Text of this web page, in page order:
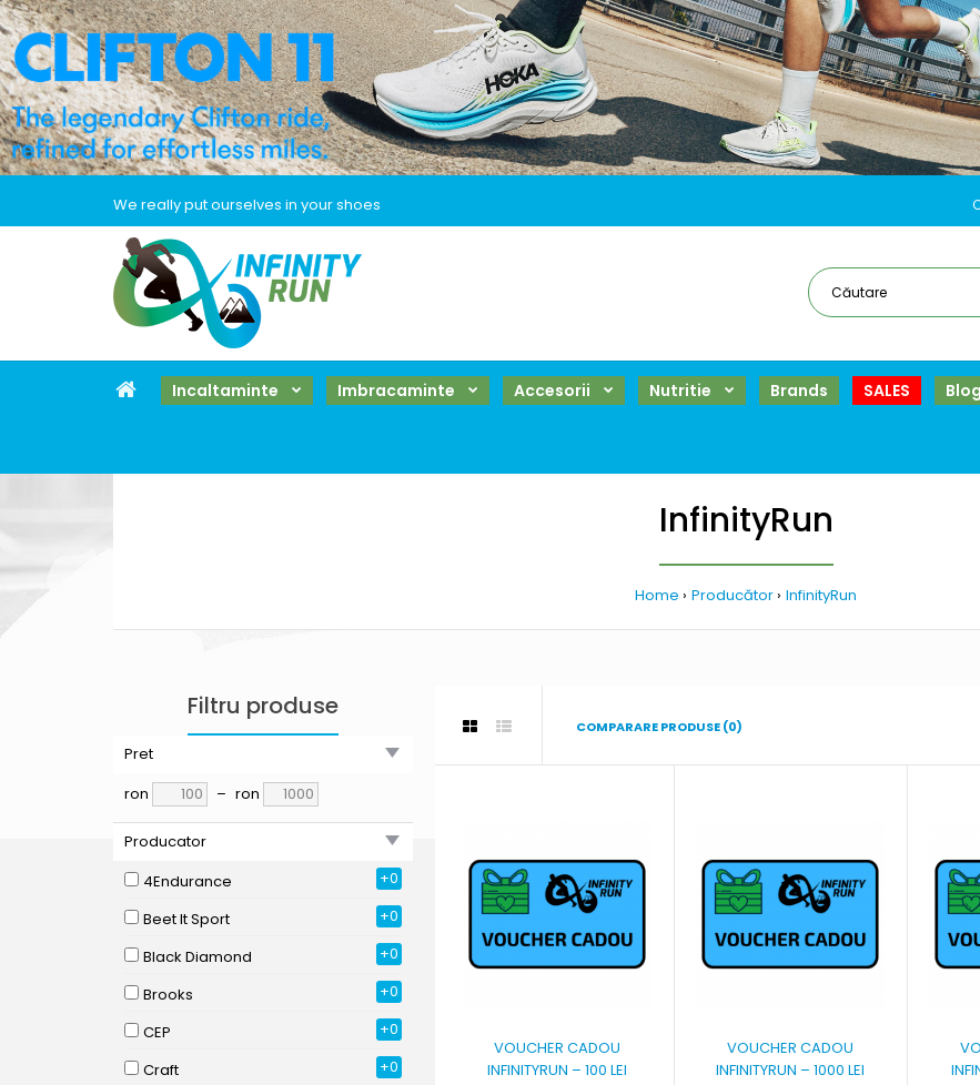
We really put ourselves in your shoes
Incaltaminte Imbracaminte Accesorii Nutritie Brands SALES Blog
InfinityRun
Home Producător InfinityRun
Filtru produse
Pret
ron
– ron
Producator
4Endurance
+0
Beet It Sport
+0
Black Diamond
+0
Brooks
+0
CEP
+0
Craft
+0
COMPARARE PRODUSE (0)
VOUCHER CADOU
INFINITYRUN – 100 LEI
VOUCHER CADOU
INFINITYRUN – 1000 LEI